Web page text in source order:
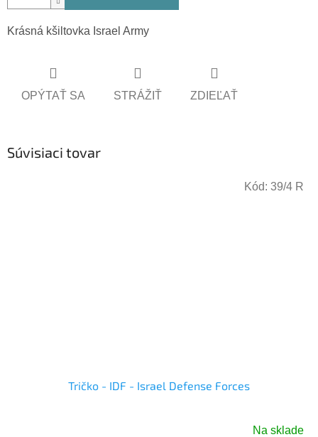
Krásná kšiltovka Israel Army
OPÝTAŤ SA STRÁŽIŤ ZDIEĽAŤ
Súvisiaci tovar
Tričko - IDF - Israel Defense Forces
Na sklade
Kód: 39/4 R